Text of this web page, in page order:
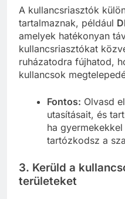
A kullancsriasztók
tartalmaznak, például
amelyek hatékonyan
kullancsriasztókat
ruházatodra fújhatod,
kullancsok
Fontos: Olvasd
utasításait, és
ha
tartózkodsz a
3. Kerüld a
területeket